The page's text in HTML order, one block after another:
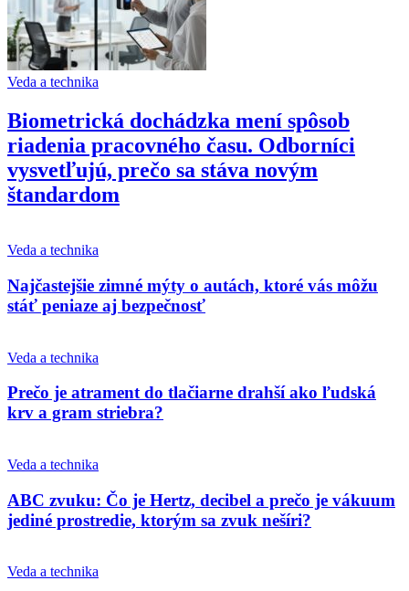
Veda a technika
Biometrická dochádzka mení spôsob
riadenia pracovného času. Odborníci
vysvetľujú, prečo sa stáva novým
štandardom
Veda a technika
Najčastejšie zimné mýty o autách, ktoré vás môžu
stáť peniaze aj bezpečnosť
Veda a technika
Prečo je atrament do tlačiarne drahší ako ľudská
krv a gram striebra?
Veda a technika
ABC zvuku: Čo je Hertz, decibel a prečo je vákuum
jediné prostredie, ktorým sa zvuk nešíri?
Veda a technika